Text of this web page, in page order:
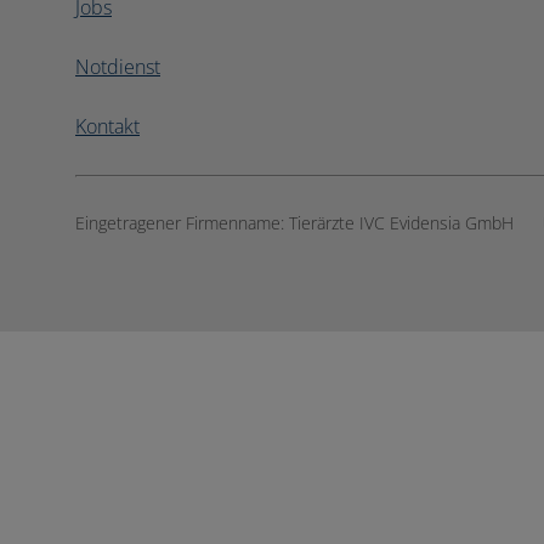
Jobs
Notdienst
Kontakt
Eingetragener Firmenname: Tierärzte IVC Evidensia GmbH